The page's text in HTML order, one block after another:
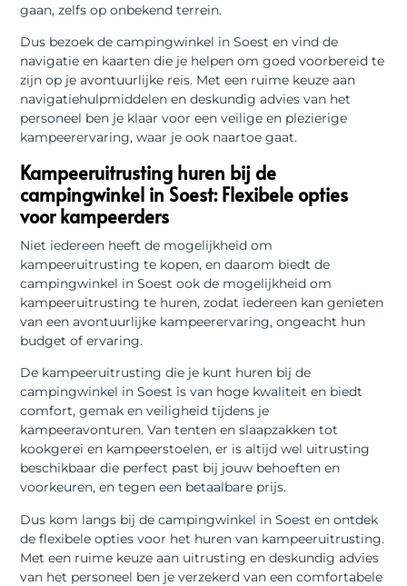
gaan, zelfs op onbekend terrein.
Dus bezoek de campingwinkel in Soest en vind de
navigatie en kaarten die je helpen om goed voorbereid te
zijn op je avontuurlijke reis. Met een ruime keuze aan
navigatiehulpmiddelen en deskundig advies van het
personeel ben je klaar voor een veilige en plezierige
kampeerervaring, waar je ook naartoe gaat.
Kampeeruitrusting huren bij de
campingwinkel in Soest: Flexibele opties
voor kampeerders
Niet iedereen heeft de mogelijkheid om
kampeeruitrusting te kopen, en daarom biedt de
campingwinkel in Soest ook de mogelijkheid om
kampeeruitrusting te huren, zodat iedereen kan genieten
van een avontuurlijke kampeerervaring, ongeacht hun
budget of ervaring.
De kampeeruitrusting die je kunt huren bij de
campingwinkel in Soest is van hoge kwaliteit en biedt
comfort, gemak en veiligheid tijdens je
kampeeravonturen. Van tenten en slaapzakken tot
kookgerei en kampeerstoelen, er is altijd wel uitrusting
beschikbaar die perfect past bij jouw behoeften en
voorkeuren, en tegen een betaalbare prijs.
Dus kom langs bij de campingwinkel in Soest en ontdek
de flexibele opties voor het huren van kampeeruitrusting.
Met een ruime keuze aan uitrusting en deskundig advies
van het personeel ben je verzekerd van een comfortabele